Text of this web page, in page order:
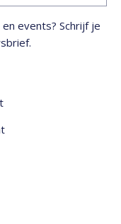
events? Schrijf je